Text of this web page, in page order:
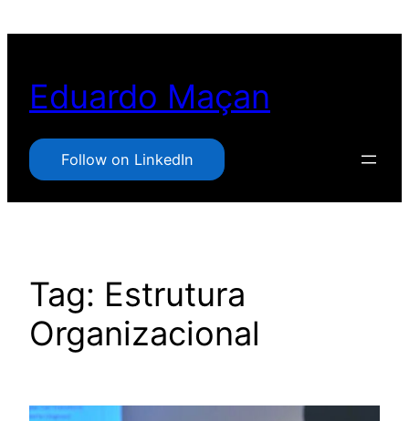
conteúdo
Eduardo Maçan
Follow on LinkedIn
Tag: Estrutura
Organizacional